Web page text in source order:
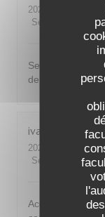
2026-07-31
-
Service
Service très
de qualité, je
ivan
2026-07-30
-
Service
/5
Accueil et